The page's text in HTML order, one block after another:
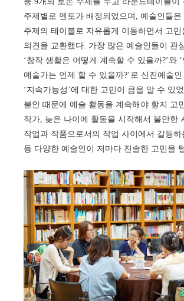
주제별로 멘토가 배정되었으며, 예술인들은
주제의 테이블로 자유롭게 이동하면서 고민
의견을 교환했다. 가장 많은 예술인들이 관
‘창작 생활은 어떻게 계속할 수 있을까?’와
예술가는 언제 할 수 있을까?’로 신진예술인
‘지속가능성’에 대한 고민이 큼을 알 수 있
불안 때문에 예술 활동을 계속해야 할지 고
작가, 늦은 나이에 활동을 시작해서 불안한
작업과 작품으로서의 작업 사이에서 갈등하
등 다양한 예술인이 저마다 진솔한 고민을